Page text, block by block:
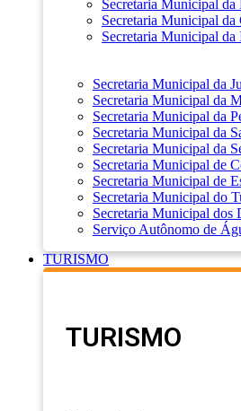
Secretaria Municipal da
Secretaria Municipal da
Secretaria Municipal da
Secretaria Municipal da
Secretaria Municipal da
Secretaria Municipal da
Secretaria Municipal da
Secretaria Municipal da
Secretaria Municipal de
Secretaria Municipal de
Secretaria Municipal do
Secretaria Municipal dos
Serviço Autônomo de
TURISMO
TURISMO